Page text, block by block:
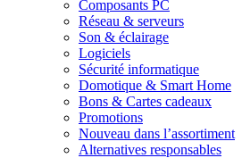
Composants PC
Réseau & serveurs
Son & éclairage
Logiciels
Sécurité informatique
Domotique & Smart Home
Bons & Cartes cadeaux
Promotions
Nouveau dans l’assortiment
Alternatives responsables